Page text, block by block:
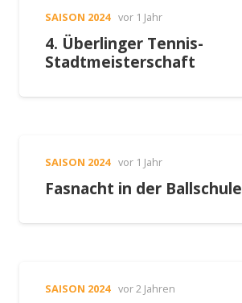
SAISON 2024 vor 1 Jahr
4. Überlinger Tennis-
Stadtmeisterschaft
SAISON 2024 vor 1 Jahr
Fasnacht in der Ballschule
SAISON 2024 vor 2 Jahren